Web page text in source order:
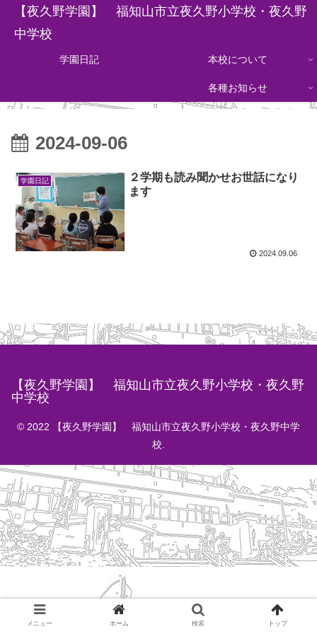
【夜久野学園】 福知山市立夜久野小学校・夜久野
中学校
学園日記 本校について
各種お知らせ
2024-09-06
学園日記
２学期も読み聞かせお世話になり
ます
2024.09.06
【夜久野学園】 福知山市立夜久野小学校・夜久野
中学校
© 2022 【夜久野学園】 福知山市立夜久野小学校・夜久野中学
校.
メニュー ホーム 検索 トップ